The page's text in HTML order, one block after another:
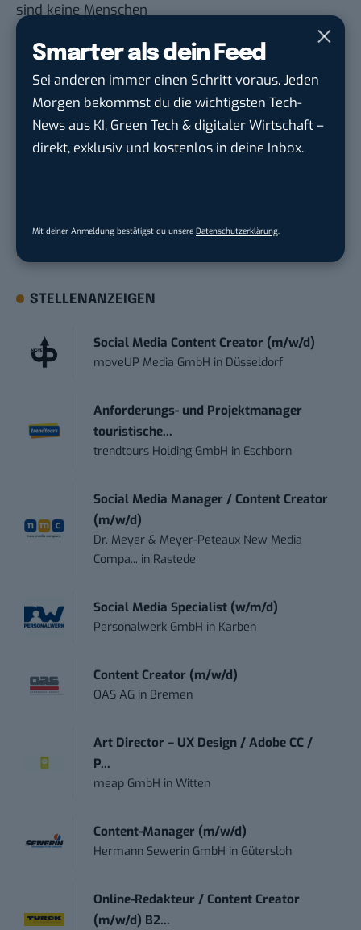
Smarter als dein Feed
Sei anderen immer einen Schritt voraus. Jeden
Morgen bekommst du die wichtigsten Tech-
News aus KI, Green Tech & digitaler Wirtschaft –
direkt, exklusiv und kostenlos in deine Inbox.
Mit deiner Anmeldung bestätigst du unsere Datenschutzerklärung
sind keine Menschen
Zwischen digitaler Bohéme und Kommerz:
Twitter macht in Berlin dicht
Du möchtest nicht abgehängt werden, wenn es um
KI, Green Tech und die Tech-Themen von Morgen
damit ihren Vorsprung.Hier kannst du dich
kostenlos anmelden.
STELLENANZEIGEN
Social Media Content Creator (m/w/d)
moveUP Media GmbH in Düsseldorf
Anforderungs- und Projektmanager
touristische...
trendtours Holding GmbH in Eschborn
Social Media Manager / Content Creator
(m/w/d)
Dr. Meyer & Meyer-Peteaux New Media
Compa... in Rastede
Social Media Specialist (w/m/d)
Personalwerk GmbH in Karben
Content Creator (m/w/d)
OAS AG in Bremen
Art Director – UX Design / Adobe CC /
P...
meap GmbH inWitten
Content-Manager (m/w/d)
Hermann Sewerin GmbH in Gütersloh
Online-Redakteur / Content Creator
(m/w/d) B2...